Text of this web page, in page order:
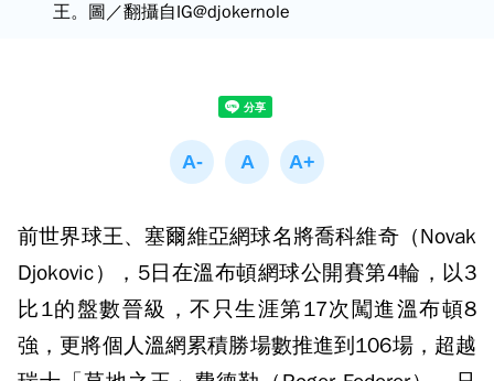
王。圖／翻攝自IG@djokernole
前世界球王、塞爾維亞網球名將喬科維奇（Novak
Djokovic），5日在溫布頓網球公開賽第4輪，以3
比1的盤數晉級，不只生涯第17次闖進溫布頓8
強，更將個人溫網累積勝場數推進到106場，超越